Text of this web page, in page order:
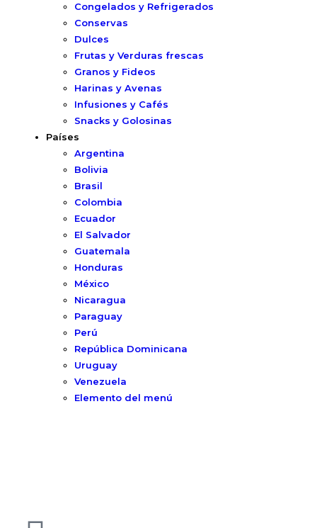
Congelados y Refrigerados
Conservas
Dulces
Frutas y Verduras frescas
Granos y Fideos
Harinas y Avenas
Infusiones y Cafés
Snacks y Golosinas
Países
Argentina
Bolivia
Brasil
Colombia
Ecuador
El Salvador
Guatemala
Honduras
México
Nicaragua
Paraguay
Perú
República Dominicana
Uruguay
Venezuela
Elemento del menú